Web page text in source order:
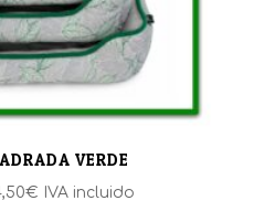
VERDE
€ Rango
IVA incluido